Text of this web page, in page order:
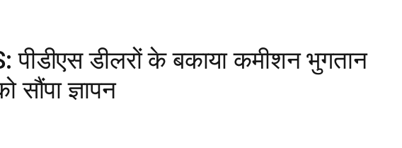
डीलरों के बकाया कमीशन भुगतान
सौंपा ज्ञापन